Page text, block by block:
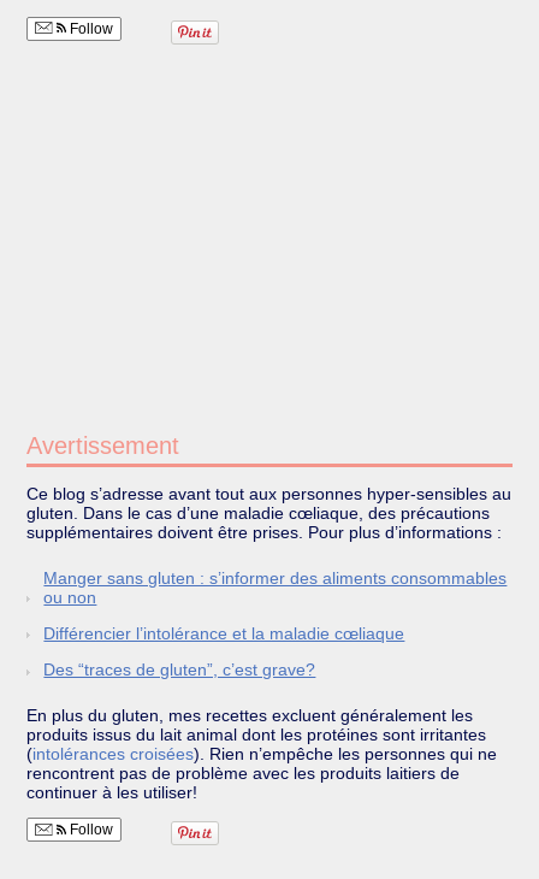
Follow
Avertissement
Ce blog s’adresse avant tout aux personnes hyper-sensibles au
gluten. Dans le cas d’une maladie cœliaque, des précautions
supplémentaires doivent être prises. Pour plus d’informations :
Manger sans gluten : s’informer des aliments consommables
ou non
Différencier l’intolérance et la maladie cœliaque
Des “traces de gluten”, c’est grave?
En plus du gluten, mes recettes excluent généralement les
produits issus du lait animal dont les protéines sont irritantes
(intolérances croisées). Rien n’empêche les personnes qui ne
rencontrent pas de problème avec les produits laitiers de
continuer à les utiliser!
Follow